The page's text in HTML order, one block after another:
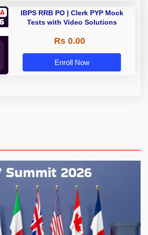
IBPS RRB PO | Clerk PYP Mock
Tests with Video Solutions
Rs 0.00
Enroll Now